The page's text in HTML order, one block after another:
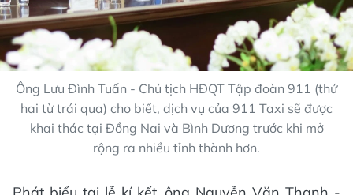
Ông Lưu Đình Tuấn - Chủ tịch HĐQT Tập đoàn 911 (thứ
hai từ trái qua) cho biết, dịch vụ của 911 Taxi sẽ được
khai thác tại Đồng Nai và Bình Dương trước khi mở
rộng ra nhiều tỉnh thành hơn.